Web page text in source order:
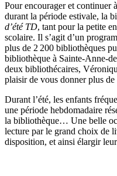
Pour encourager et continuer
durant la période estivale, la
d’été TD, tant pour la petite
scolaire. Il s’agit d’un
plus de 2 200 bibliothèques
bibliothèque à Sainte-Anne-
deux bibliothécaires,
plaisir de vous donner plus de
Durant l’été, les enfants
une période hebdomadaire
la bibliothèque… Une belle
lecture par le grand choix de
disposition, et ainsi élargir